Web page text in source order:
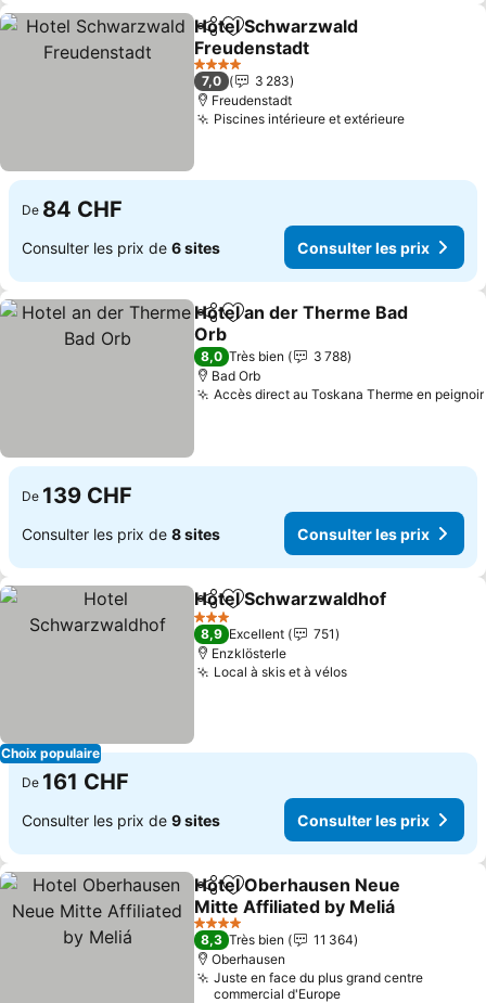
PartagerAjouter à mes favoris
Hotel Schwarzwald
Freudenstadt
Consulter les prix
4 Étoiles
7,0
3 283
Freudenstadt
Piscines intérieure et extérieure
De 84 CHF
Consulter les prix de 6 sites Consulter les prix
PartagerAjouter à mes favoris
Hotel an der Therme Bad
Orb
Consulter les prix
8,0 Très bien
3 788
Bad Orb
Accès direct au Toskana Therme en peignoir
De 139 CHF
Consulter les prix de 8 sites Consulter les prix
Choix populaire
PartagerAjouter à mes favoris
Hotel Schwarzwaldhof
3 Étoiles
8,9 Excellent
751
Enzklösterle
Local à skis et à vélosConsulter les
De 161 CHF
Consulter les prix de 9 sites Consulter les prix
PartagerAjouter à mes favoris
Hotel Oberhausen Neue
Mitte Affiliated by Meliá
Consulter les prix
4 Étoiles
8,3 Très bien
11 364
Oberhausen
Juste en face du plus grand centre
commercial d'Europe